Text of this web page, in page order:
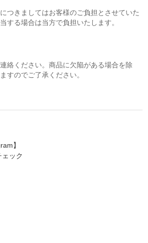
つきましてはお客様のご負担とさせていた
する場合は当方で負担いたします。
絡ください。商品に欠陥がある場合を除
すのでご了承ください。
】
ック